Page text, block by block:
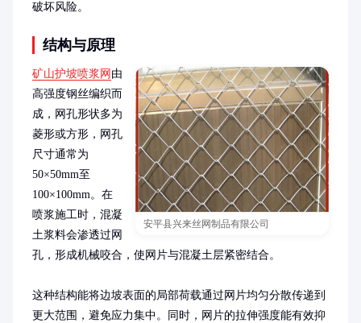
破坏风险。
结构与原理
安平县兴来丝网制品有限公司
矿山护坡喷浆网 由
高强度钢丝编织而
成，网孔形状多为
菱形或方形，网孔
尺寸通常为
50×50mm至
100×100mm。在
喷浆施工时，混凝
土浆料会渗透过网
孔，形成机械咬合，使网片与混凝土层紧密结合。
这种结构能将边坡表面的局部荷载通过网片均匀分散传递到
更大范围，避免应力集中。同时，网片的拉伸强度能有效抑